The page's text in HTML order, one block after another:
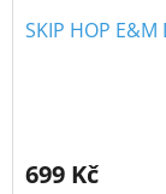
SKIP HOP
699 Kč